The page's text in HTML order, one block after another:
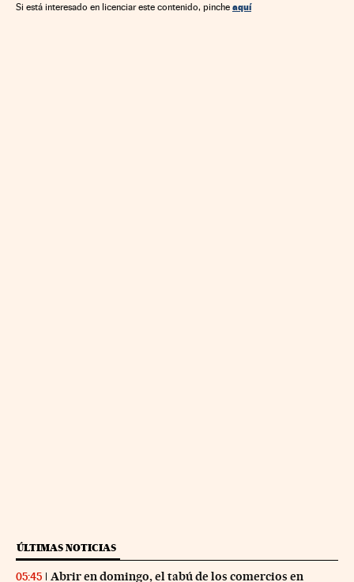
Si está interesado en licenciar este contenido, pinche aquí
ÚLTIMAS NOTICIAS
05:45
Abrir en domingo, el tabú de los comercios en